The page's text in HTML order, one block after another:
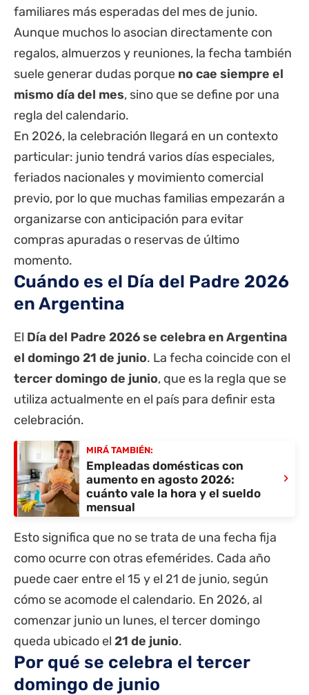
familiares más esperadas del mes de junio.
Aunque muchos lo asocian directamente con
regalos, almuerzos y reuniones, la fecha también
suele generar dudas porque no cae siempre el
mismo día del mes, sino que se define por una
regla del calendario.
En 2026, la celebración llegará en un contexto
particular: junio tendrá varios días especiales,
feriados nacionales y movimiento comercial
previo, por lo que muchas familias empezarán a
organizarse con anticipación para evitar
compras apuradas o reservas de último
momento.
Cuándo es el Día del Padre 2026
en Argentina
El Día del Padre 2026 se celebra en Argentina
el domingo 21 de junio. La fecha coincide con el
tercer domingo de junio, que es la regla que se
utiliza actualmente en el país para definir esta
celebración.
MIRÁ TAMBIÉN:
Empleadas domésticas con
aumento en agosto 2026:
cuánto vale la hora y el sueldo
mensual
›
Esto significa que no se trata de una fecha fija
como ocurre con otras efemérides. Cada año
puede caer entre el 15 y el 21 de junio, según
cómo se acomode el calendario. En 2026, al
comenzar junio un lunes, el tercer domingo
queda ubicado el 21 de junio.
Por qué se celebra el tercer
domingo de junio